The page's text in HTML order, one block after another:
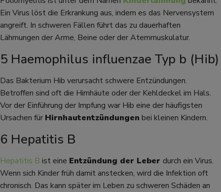
Ein Virus löst die Erkrankung aus, indem es das Nervensystem
angreift. In schweren Fällen führt das zu dauerhaften
Lähmungen der Arme, Beine oder der Atemmuskulatur.
5 Haemophilus influenzae Typ b (Hib)
Das Bakterium Hib verursacht schwere Entzündungen.
Betroffen sind oft die Hirnhäute oder der Kehldeckel im Hals.
Vor der Einführung der Impfung war Hib eine der häufigsten
Ursachen für Hirnhautentzündungen bei kleinen Kindern.
6 Hepatitis B
Hepatitis B ist eine Entzündung der Leber durch ein Virus.
Wenn sich Kinder früh damit anstecken, wird die Infektion oft
chronisch. Das kann später im Leben zu schweren Schäden an